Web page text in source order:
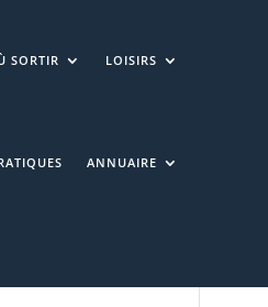
SORTIR LOISIRS
ANNUAIRE